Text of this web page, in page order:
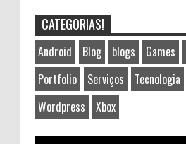
CATEGORIAS!
Android Blog blogs Games
Portfolio
Serviços Tecnologia
Wordpress
Xbox